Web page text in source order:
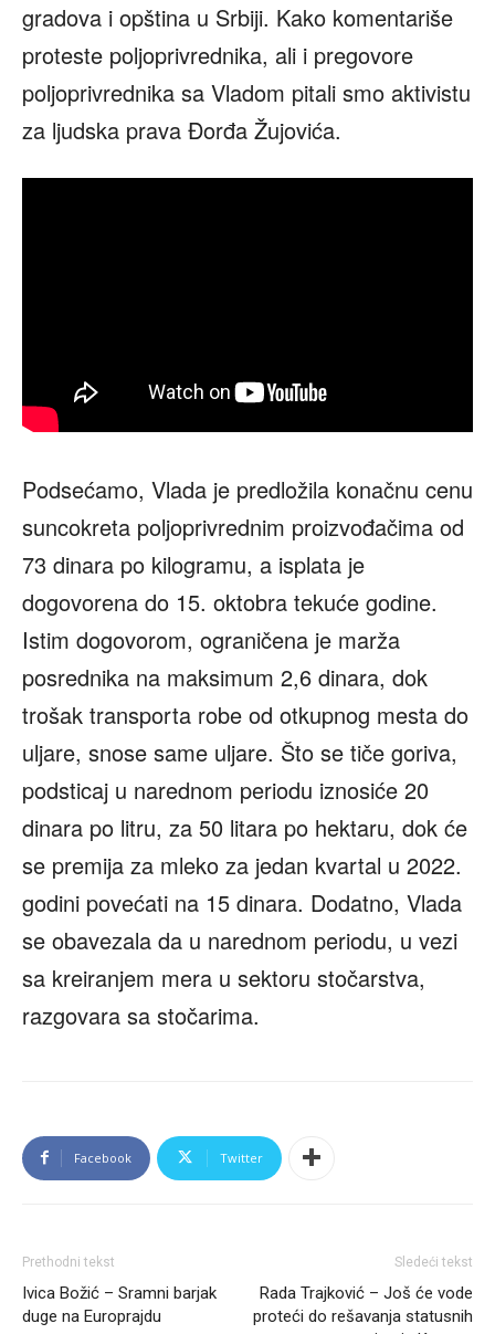
gradova i opština u Srbiji. Kako komentariše
proteste poljoprivrednika, ali i pregovore
poljoprivrednika sa Vladom pitali smo aktivistu
za ljudska prava Đorđa Žujovića.
Podsećamo, Vlada je predložila konačnu cenu
suncokreta poljoprivrednim proizvođačima od
73 dinara po kilogramu, a isplata je
dogovorena do 15. oktobra tekuće godine.
Istim dogovorom, ograničena je marža
posrednika na maksimum 2,6 dinara, dok
trošak transporta robe od otkupnog mesta do
uljare, snose same uljare. Što se tiče goriva,
podsticaj u narednom periodu iznosiće 20
dinara po litru, za 50 litara po hektaru, dok će
se premija za mleko za jedan kvartal u 2022.
godini povećati na 15 dinara. Dodatno, Vlada
se obavezala da u narednom periodu, u vezi
sa kreiranjem mera u sektoru stočarstva,
razgovara sa stočarima.
Facebook Twitter
Prethodni tekst
Ivica Božić – Sramni barjak
duge na Europrajdu
Sledeći tekst
Rada Trajković – Još će vode
proteći do rešavanja statusnih